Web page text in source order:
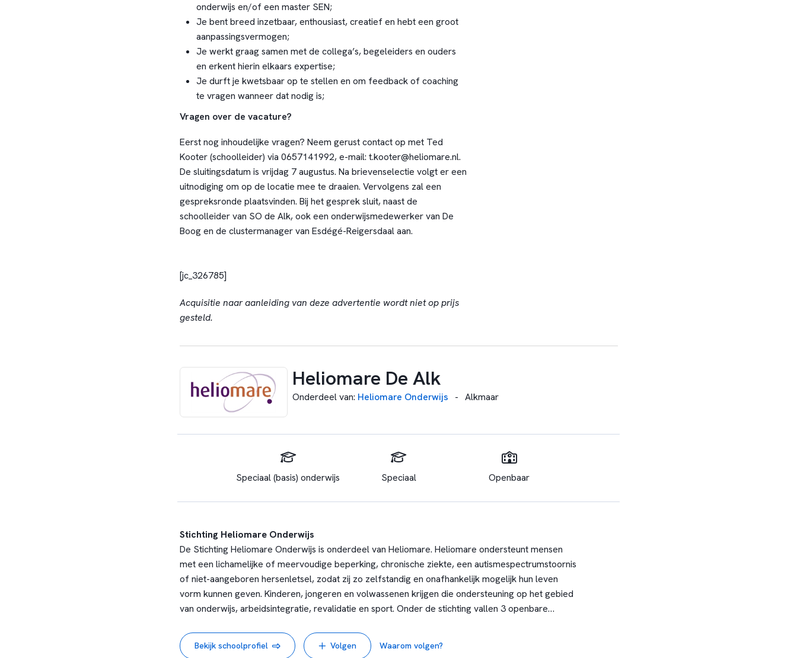
onderwijs en/of een master SEN;
Je bent breed inzetbaar, enthousiast, creatief en hebt een groot
aanpassingsvermogen;
Je werkt graag samen met de collega’s, begeleiders en ouders
en erkent hierin elkaars expertise;
Je durft je kwetsbaar op te stellen en om feedback of coaching
te vragen wanneer dat nodig is;
Vragen over de vacature?
Eerst nog inhoudelijke vragen? Neem gerust contact op met Ted
Kooter (schoolleider) via 0657141992, e-mail: t.kooter@heliomare.nl.
De sluitingsdatum is vrijdag 7 augustus. Na brievenselectie volgt er een
uitnodiging om op de locatie mee te draaien. Vervolgens zal een
gespreksronde plaatsvinden. Bij het gesprek sluit, naast de
schoolleider van SO de Alk, ook een onderwijsmedewerker van De
Boog en de clustermanager van Esdégé-Reigersdaal aan.
[jc_326785]
Acquisitie naar aanleiding van deze advertentie wordt niet op prijs
gesteld.
Heliomare De Alk
Onderdeel van: Heliomare Onderwijs - Alkmaar
Speciaal (basis) onderwijs Speciaal Openbaar
Stichting Heliomare Onderwijs
De Stichting Heliomare Onderwijs is onderdeel van Heliomare. Heliomare ondersteunt mensen
met een lichamelijke of meervoudige beperking, chronische ziekte, een autismespectrumstoornis
of niet-aangeboren hersenletsel, zodat zij zo zelfstandig en onafhankelijk mogelijk hun leven
vorm kunnen geven. Kinderen, jongeren en volwassenen krijgen die ondersteuning op het gebied
van onderwijs, arbeidsintegratie, revalidatie en sport. Onder de stichting vallen 3 openbare
vormen één organisatie.
Bekijk schoolprofiel Volgen Waarom volgen?